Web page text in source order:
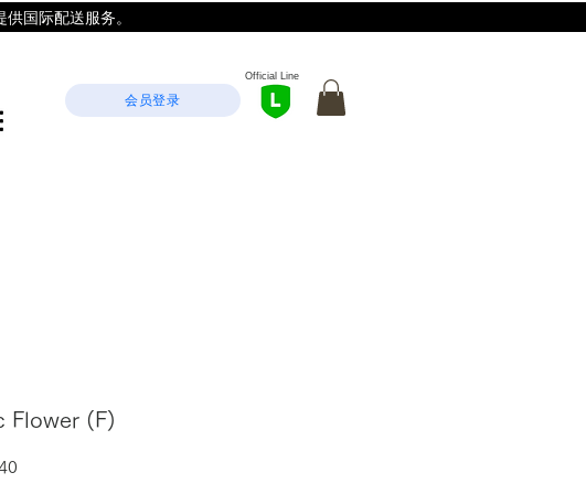
国际配送服务。
会员登录
Official Line
Flower (F)